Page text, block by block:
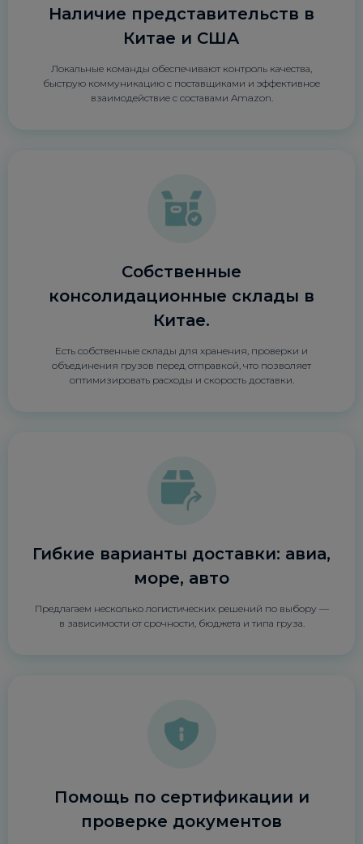
Наличие представительств в
Китае и США
Локальные команды обеспечивают контроль качества,
быструю коммуникацию с поставщиками и эффективное
взаимодействие с составами Amazon.
Собственные
консолидационные склады в
Китае.
Есть собственные склады для хранения, проверки и
объединения грузов перед отправкой, что позволяет
оптимизировать расходы и скорость доставки.
Гибкие варианты доставки: авиа,
море, авто
Предлагаем несколько логистических решений по выбору —
в зависимости от срочности, бюджета и типа груза.
Помощь по сертификации и
проверке документов